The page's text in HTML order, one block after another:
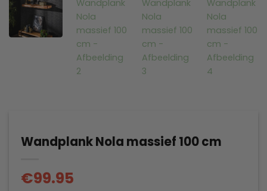
Wandplank Nola massief 100 cm
€99.95